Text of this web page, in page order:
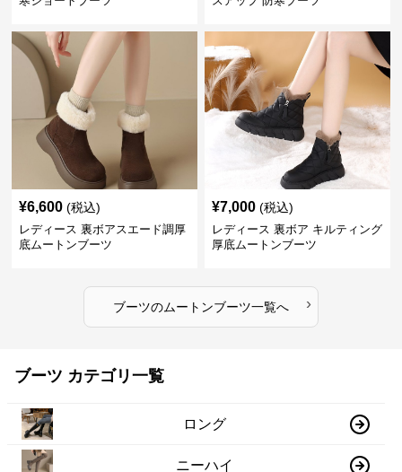
¥6,600 (税込)
レディース 裏ボアスエード調厚
底ムートンブーツ
¥7,000 (税込)
レディース 裏ボア キルティング
厚底ムートンブーツ
ブーツのムートンブーツ一覧へ ›
ブーツ カテゴリ一覧
ロング
ニーハイ